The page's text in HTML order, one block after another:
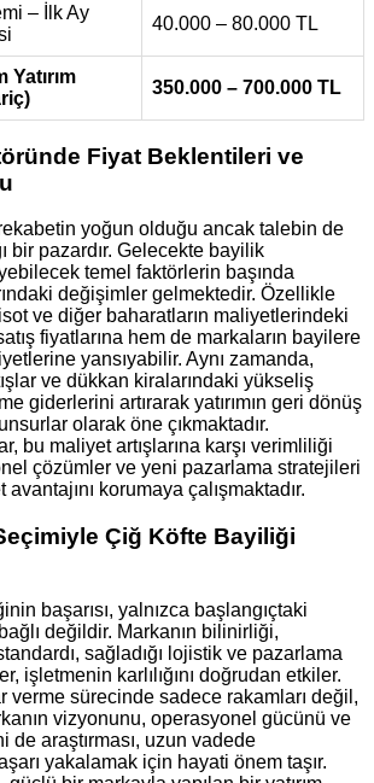
– İlk Ay
40.000 – 80.000 TL
Yatırım
350.000 – 700.000 TL
Fiyat Beklentileri ve
yoğun olduğu ancak talebin de
bir pazardır. Gelecekte bayilik
temel faktörlerin başında
değişimler gelmektedir. Özellikle
ve diğer baharatların maliyetlerindeki
fiyatlarına hem de markaların bayilere
yansıyabilir. Aynı zamanda,
ve dükkan kiralarındaki yükseliş
giderlerini artırarak yatırımın geri dönüş
olarak öne çıkmaktadır.
bu maliyet artışlarına karşı verimliliği
çözümler ve yeni pazarlama stratejileri
korumaya çalışmaktadır.
Çiğ Köfte Bayiliği
başarısı, yalnızca başlangıçtaki
değildir. Markanın bilinirliği,
sağladığı lojistik ve pazarlama
işletmenin karlılığını doğrudan etkiler.
verme sürecinde sadece rakamları değil,
vizyonunu, operasyonel gücünü ve
de araştırması, uzun vadede
yakalamak için hayati önem taşır.